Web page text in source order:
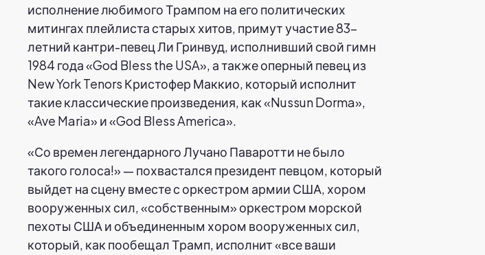
исполнение любимого Трампом на его политических
митингах плейлиста старых хитов, примут участие 83-
летний кантри-певец Ли Гринвуд, исполнивший свой гимн
1984 года «God Bless the USA», а также оперный певец из
New York Tenors Кристофер Маккио, который исполнит
такие классические произведения, как «Nussun Dorma»,
«Ave Maria» и «God Bless America».
«Со времен легендарного Лучано Паваротти не было
такого голоса!» — похвастался президент певцом, который
выйдет на сцену вместе с оркестром армии США, хором
вооруженных сил, «собственным» оркестром морской
пехоты США и объединенным хором вооруженных сил,
который, как пообещал Трамп, исполнит «все ваши